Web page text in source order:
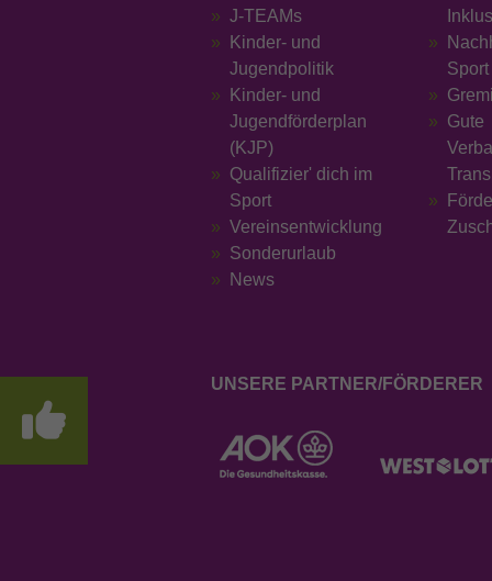
J-TEAMs
Kinder- und
Jugendpolitik
Kinder- und
Jugendförderplan
(KJP)
Qualifizier' dich im
Sport
Vereinsentwicklung
Sonderurlaub
News
Sport
Gute
UNSERE PARTNER/FÖRDERER